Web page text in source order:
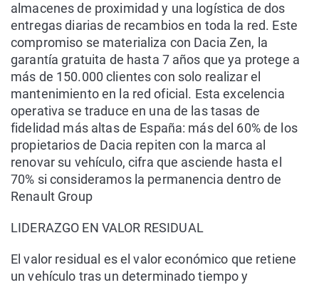
almacenes de proximidad y una logística de dos
entregas diarias de recambios en toda la red. Este
compromiso se materializa con Dacia Zen, la
garantía gratuita de hasta 7 años que ya protege a
más de 150.000 clientes con solo realizar el
mantenimiento en la red oficial. Esta excelencia
operativa se traduce en una de las tasas de
fidelidad más altas de España: más del 60% de los
propietarios de Dacia repiten con la marca al
renovar su vehículo, cifra que asciende hasta el
70% si consideramos la permanencia dentro de
Renault Group
LIDERAZGO EN VALOR RESIDUAL
El valor residual es el valor económico que retiene
un vehículo tras un determinado tiempo y